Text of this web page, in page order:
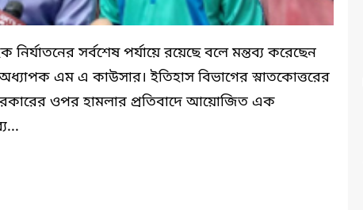
নির্যাতনের সর্বশেষ পর্যায়ে রয়েছে বলে মন্তব্য করেছেন
এম এ কাউসার। ইতিহাস বিভাগের স্নাতকোত্তরের
ওপর হামলার প্রতিবাদে আয়োজিত এক